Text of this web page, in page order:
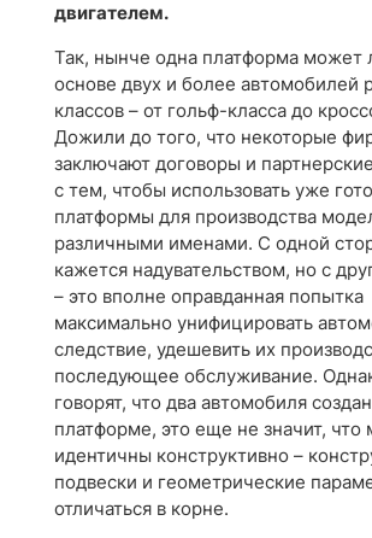
двигателем.
Так, нынче одна платформа может
основе двух и более автомобилей
классов – от гольф-класса до
Дожили до того, что некоторые
заключают договоры и
с тем, чтобы использовать уже
платформы для производства
различными именами. С одной
кажется надувательством, но с
– это вполне оправданная попытка
максимально унифицировать
следствие, удешевить их
последующее обслуживание.
говорят, что два автомобиля
платформе, это еще не значит,
идентичны конструктивно –
подвески и геометрические
отличаться в корне.